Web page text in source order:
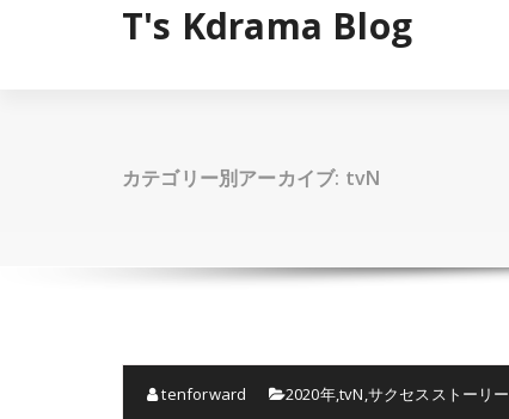
T's Kdrama Blog
カテゴリー別アーカイブ: tvN
tenforward 2020年,tvN,サクセスストーリー